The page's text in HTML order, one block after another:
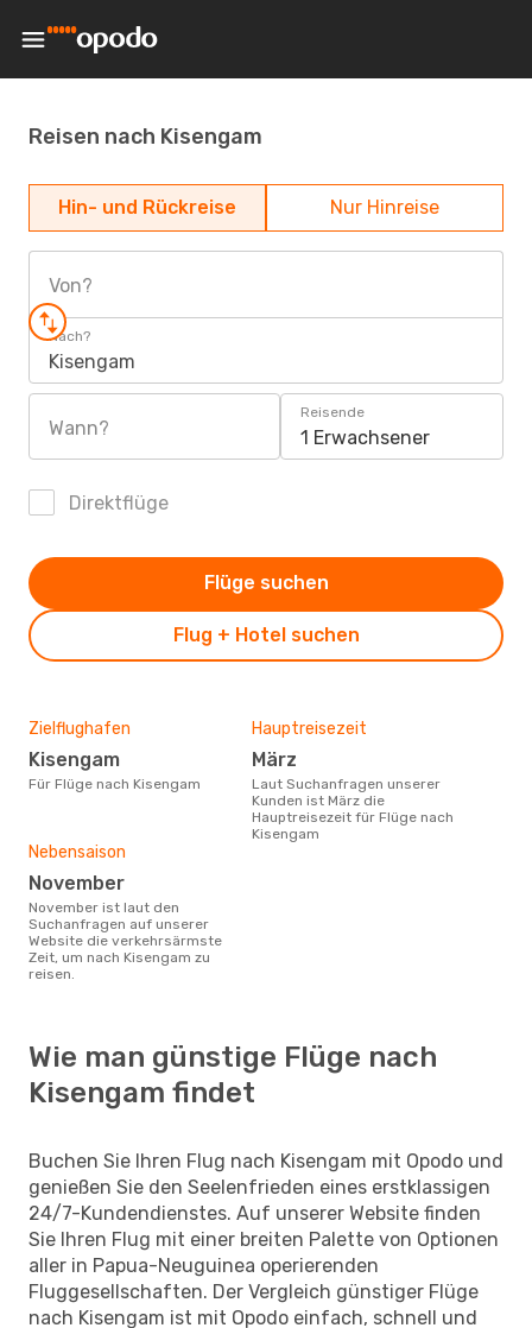
Reisen nach Kisengam
Hin- und Rückreise Nur Hinreise
Von?
Nach?
Kisengam
Wann?
Reisende
1 Erwachsener
Direktflüge
Flug + Hotel suchen
Flüge suchen
Zielflughafen
Kisengam
Für Flüge nach Kisengam
Hauptreisezeit
März
Laut Suchanfragen unserer
Kunden ist März die
Hauptreisezeit für Flüge nach
Kisengam
Nebensaison
November
November ist laut den
Suchanfragen auf unserer
Website die verkehrsärmste
Zeit, um nach Kisengam zu
reisen.
Wie man günstige Flüge nach
Kisengam findet
Buchen Sie Ihren Flug nach Kisengam mit Opodo und
genießen Sie den Seelenfrieden eines erstklassigen
24/7-Kundendienstes. Auf unserer Website finden
Sie Ihren Flug mit einer breiten Palette von Optionen
aller in Papua-Neuguinea operierenden
Fluggesellschaften. Der Vergleich günstiger Flüge
nach Kisengam ist mit Opodo einfach, schnell und